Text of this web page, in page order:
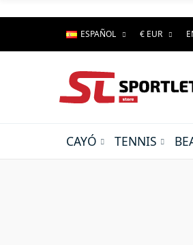
ESPAÑOL € EUR
CAYÓ TENNIS